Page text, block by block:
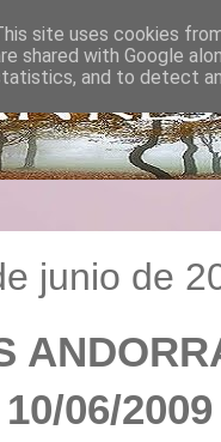
junio de
06/
site uses cookies
shared with Google
and to detect